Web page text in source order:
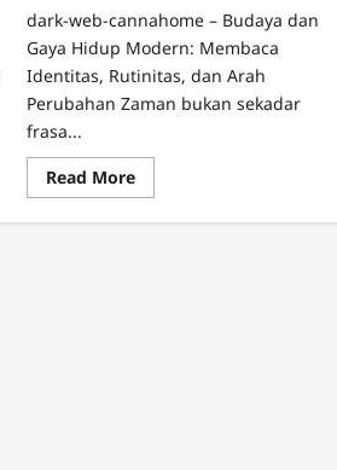
dark-web-cannahome – Budaya dan
Gaya Hidup Modern: Membaca
Identitas, Rutinitas, dan Arah
Perubahan Zaman bukan sekadar
frasa...
Read MoreRead
more
Budaya